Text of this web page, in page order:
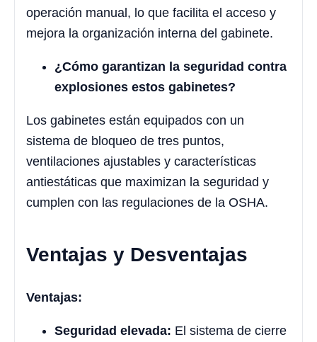
operación manual, lo que facilita el acceso y
mejora la organización interna del gabinete.
¿Cómo garantizan la seguridad contra
explosiones estos gabinetes?
Los gabinetes están equipados con un
sistema de bloqueo de tres puntos,
ventilaciones ajustables y características
antiestáticas que maximizan la seguridad y
cumplen con las regulaciones de la OSHA.
Ventajas y Desventajas
Ventajas:
Seguridad elevada: El sistema de cierre